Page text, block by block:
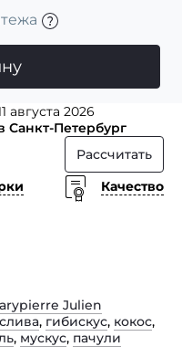
августа 2026
Санкт-Петербург
Рассчитать
Качество
Julien
слива, гибискус, кокос,
, мускус, пачули